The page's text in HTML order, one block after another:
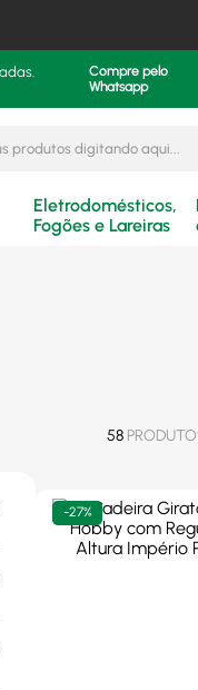
Compre pelo
Whatsapp
Eletrodomésticos,
Fogões e Lareiras
58
-27%